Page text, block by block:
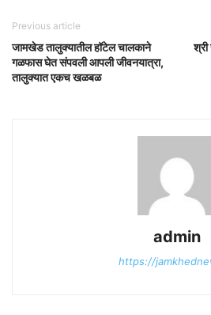
Previous article
जामखेड तालुक्यातील हॉटेल चालकाने
गळफास घेत संपवली आपली जीवनयात्रा,
तालुक्यात एकच खळबळ
श्री
admin
https://